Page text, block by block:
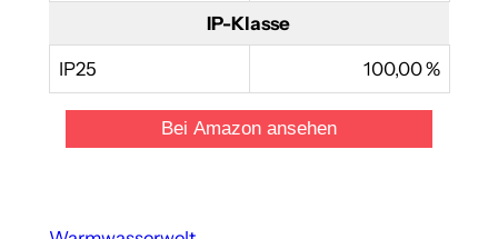
IP-Klasse
IP25 100,00 %
Bei Amazon ansehen